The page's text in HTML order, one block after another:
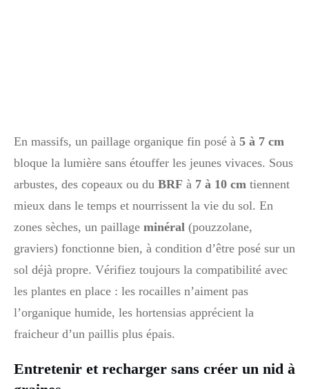
En massifs, un paillage organique fin posé à 5 à 7 cm
bloque la lumière sans étouffer les jeunes vivaces. Sous
arbustes, des copeaux ou du BRF à 7 à 10 cm tiennent
mieux dans le temps et nourrissent la vie du sol. En
zones sèches, un paillage minéral (pouzzolane,
graviers) fonctionne bien, à condition d’être posé sur un
sol déjà propre. Vérifiez toujours la compatibilité avec
les plantes en place : les rocailles n’aiment pas
l’organique humide, les hortensias apprécient la
fraicheur d’un paillis plus épais.
Entretenir et recharger sans créer un nid à